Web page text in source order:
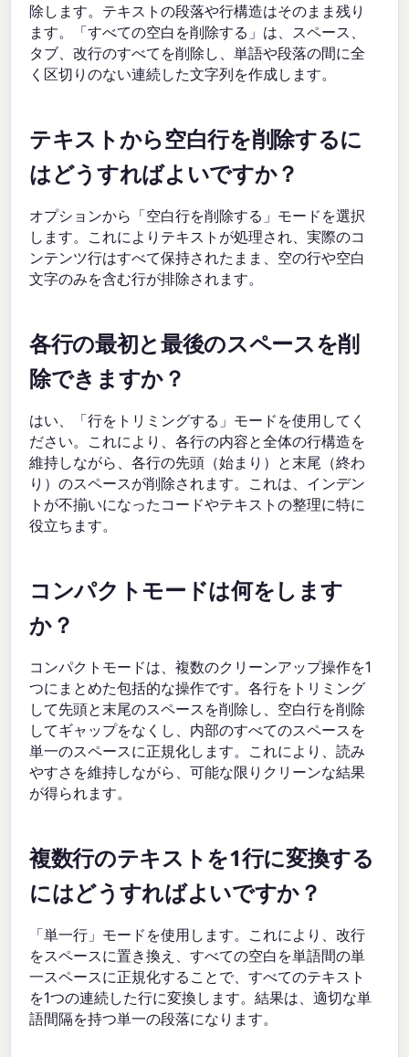
除します。テキストの段落や行構造はそのまま残り
ます。「すべての空白を削除する」は、スペース、
タブ、改行のすべてを削除し、単語や段落の間に全
く区切りのない連続した文字列を作成します。
テキストから空白行を削除するに
はどうすればよいですか？
オプションから「空白行を削除する」モードを選択
します。これによりテキストが処理され、実際のコ
ンテンツ行はすべて保持されたまま、空の行や空白
文字のみを含む行が排除されます。
各行の最初と最後のスペースを削
除できますか？
はい、「行をトリミングする」モードを使用してく
ださい。これにより、各行の内容と全体の行構造を
維持しながら、各行の先頭（始まり）と末尾（終わ
り）のスペースが削除されます。これは、インデン
トが不揃いになったコードやテキストの整理に特に
役立ちます。
コンパクトモードは何をします
か？
コンパクトモードは、複数のクリーンアップ操作を1
つにまとめた包括的な操作です。各行をトリミング
して先頭と末尾のスペースを削除し、空白行を削除
してギャップをなくし、内部のすべてのスペースを
単一のスペースに正規化します。これにより、読み
やすさを維持しながら、可能な限りクリーンな結果
が得られます。
複数行のテキストを1行に変換する
にはどうすればよいですか？
「単一行」モードを使用します。これにより、改行
をスペースに置き換え、すべての空白を単語間の単
一スペースに正規化することで、すべてのテキスト
を1つの連続した行に変換します。結果は、適切な単
語間隔を持つ単一の段落になります。